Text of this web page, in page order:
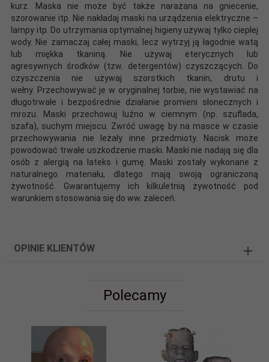
kurz. Maska nie może być także narażana na gniecenie,
szorowanie itp. Nie nakładaj maski na urządzenia elektryczne –
lampy itp. Do utrzymania optymalnej higieny używaj tylko ciepłej
wody. Nie zamaczaj całej maski, lecz wytrzyj ją łagodnie watą
lub miękka tkaniną. Nie używaj eterycznych lub
agresywnych środków (tzw. detergentów) czyszczących. Do
czyszczenia nie używaj szorstkich tkanin, drutu i
wełny. Przechowywać je w oryginalnej torbie, nie wystawiać na
długotrwałe i bezpośrednie działanie promieni słonecznych i
mrozu. Maski przechowuj luźno w ciemnym (np. szuflada,
szafa), suchym miejscu. Zwróć uwagę by na masce w czasie
przechowywania nie leżały inne przedmioty. Nacisk może
powodować trwałe uszkodzenie maski. Maski nie nadają się dla
osób z alergią na lateks i gumę. Maski zostały wykonane z
naturalnego materiału, dlatego mają swoją ograniczoną
żywotność. Gwarantujemy ich kilkuletnią żywotność pod
warunkiem stosowania się do ww. zaleceń.
OPINIE KLIENTÓW
Polecamy